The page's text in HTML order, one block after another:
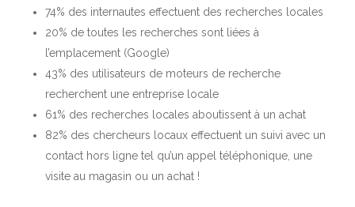
74% des internautes effectuent des recherches locales
20% de toutes les recherches sont liées à
l’emplacement (Google)
43% des utilisateurs de moteurs de recherche
recherchent une entreprise locale
61% des recherches locales aboutissent à un achat
82% des chercheurs locaux effectuent un suivi avec un
contact hors ligne tel qu’un appel téléphonique, une
visite au magasin ou un achat !